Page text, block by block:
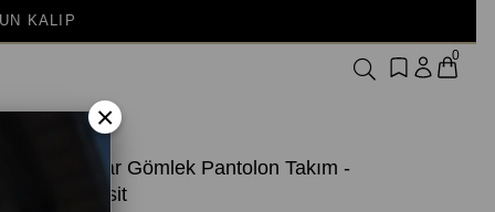
0
Leopar Gömlek Pantolon Takım -
Antrasit
×